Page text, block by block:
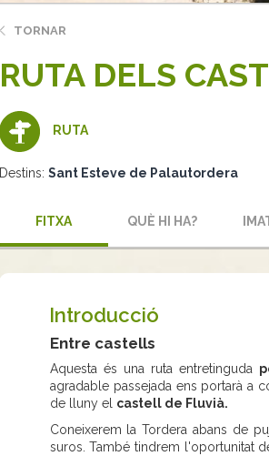
TORNAR
RUTA DELS
RUTA
Destins: Sant Esteve de Palautordera
FITXA QUÈ HI HA?
Introducció
Entre castells
Aquesta és una ruta entretinguda
agradable passejada ens portarà a
de lluny el castell de Fluvià.
Coneixerem la Tordera abans de
suros. També tindrem l'oportunitat